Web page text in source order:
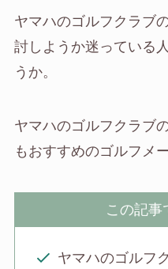
ヤマハのゴルフクラブ
討しようか迷っている
うか。
ヤマハのゴルフクラブ
もおすすめのゴルフメ
この記事
ヤマハのゴルフ